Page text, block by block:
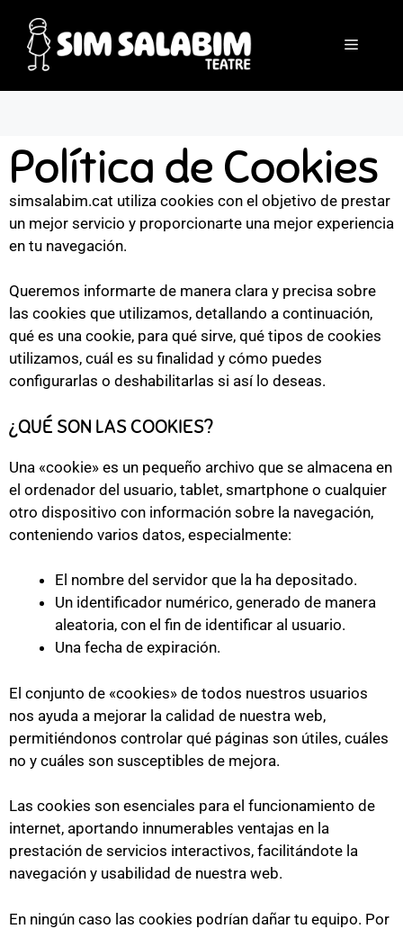
Política de Cookies
simsalabim.cat utiliza cookies con el objetivo de prestar
un mejor servicio y proporcionarte una mejor experiencia
en tu navegación.
Queremos informarte de manera clara y precisa sobre
las cookies que utilizamos, detallando a continuación,
qué es una cookie, para qué sirve, qué tipos de cookies
utilizamos, cuál es su finalidad y cómo puedes
configurarlas o deshabilitarlas si así lo deseas.
¿QUÉ SON LAS COOKIES?
Una «cookie» es un pequeño archivo que se almacena en
el ordenador del usuario, tablet, smartphone o cualquier
otro dispositivo con información sobre la navegación,
conteniendo varios datos, especialmente:
El nombre del servidor que la ha depositado.
Un identificador numérico, generado de manera
aleatoria, con el fin de identificar al usuario.
Una fecha de expiración.
El conjunto de «cookies» de todos nuestros usuarios
nos ayuda a mejorar la calidad de nuestra web,
permitiéndonos controlar qué páginas son útiles, cuáles
no y cuáles son susceptibles de mejora.
Las cookies son esenciales para el funcionamiento de
internet, aportando innumerables ventajas en la
prestación de servicios interactivos, facilitándote la
navegación y usabilidad de nuestra web.
En ningún caso las cookies podrían dañar tu equipo. Por